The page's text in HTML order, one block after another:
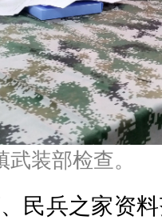
装部检查。
民兵之家资